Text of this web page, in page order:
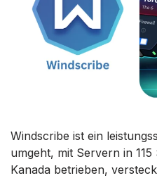
Windscribe ist ein
umgeht, mit Servern in
Kanada betrieben,